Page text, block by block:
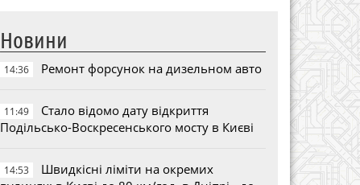
Новини
14:36 Ремонт форсунок на дизельном авто
11:49
Стало відомо дату відкриття
Подільсько-Воскресенського мосту в Києві
14:53
Швидкісні ліміти на окремих